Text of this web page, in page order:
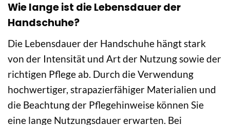
Wie lange ist die Lebensdauer der
Handschuhe?
Die Lebensdauer der Handschuhe hängt stark
von der Intensität und Art der Nutzung sowie der
richtigen Pflege ab. Durch die Verwendung
hochwertiger, strapazierfähiger Materialien und
die Beachtung der Pflegehinweise können Sie
eine lange Nutzungsdauer erwarten. Bei